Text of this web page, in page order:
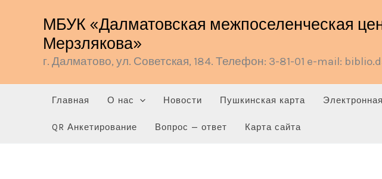
содержимому
МБУК «Далматовская межпоселенческая
Мерзлякова»
г. Далматово, ул. Советская, 184. Телефон: 3-81-01 e-mail:
Главная О нас Новости Пушкинская карта
QR Анкетирование Вопрос — ответ Карта сайта